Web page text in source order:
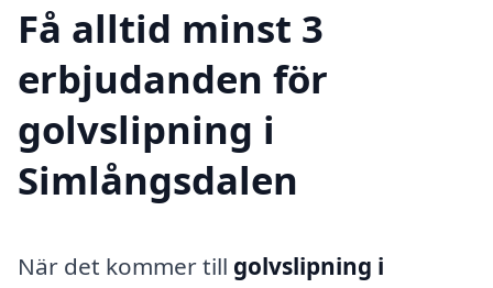
Få alltid minst 3
erbjudanden för
golvslipning i
Simlångsdalen
När det kommer till golvslipning i